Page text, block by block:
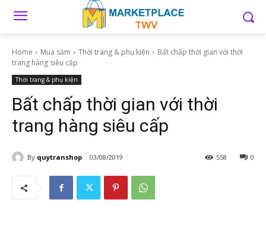
Home Mua sắm Thời trang & phụ kiện
Bất chấp thời gian với thời
trang hàng siêu cấp
Thời trang & phụ kiện
Bất chấp thời gian với thời
trang hàng siêu cấp
By quytranshop 03/08/2019 0
558